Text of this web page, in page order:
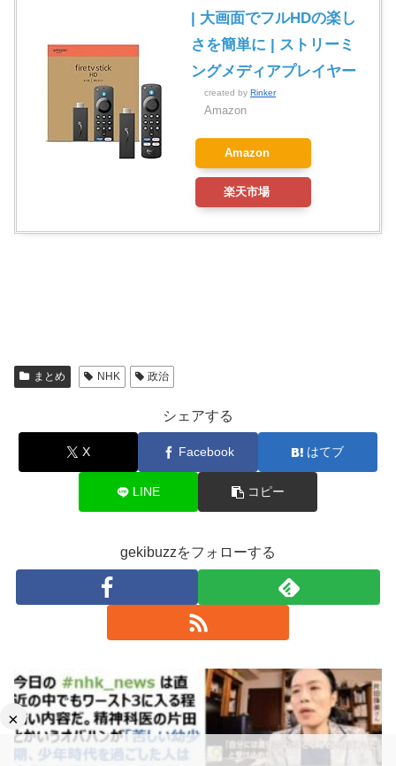
×
| 大画面でフルHDの楽し
さを簡単に | ストリーミ
ングメディアプレイヤー
created by Rinker
Amazon
Amazon
楽天市場
まとめ NHK 政治
シェアする
X Facebook はてブ
LINE コピー
gekibuzzをフォローする